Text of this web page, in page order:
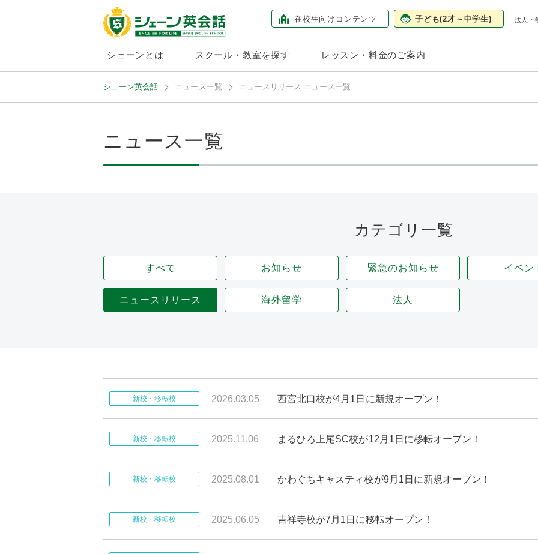
在校生向け コンテンツ 子ども(2才～中学生) 法人・
シェーンとは スクール・教室を探す レッスン・料金のご案内
シェーン英会話 ニュース一覧 ニュースリリース ニュース一覧
ニュース一覧
カテゴリ一覧
すべて お知らせ 緊急のお知らせ イベン
ニュースリリース 海外留学 法人
新校・移転校 2026.03.05 西宮北口校が4月1日に新規オープン！
新校・移転校 2025.11.06 まるひろ上尾SC校が12月1日に移転オープン！
新校・移転校 2025.08.01 かわぐちキャスティ校が9月1日に新規オープン！
新校・移転校 2025.06.05 吉祥寺校が7月1日に移転オープン！